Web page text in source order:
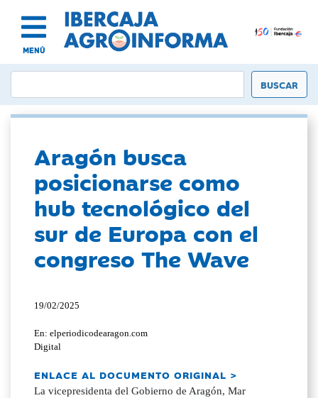
MENÚ
Aragón busca
posicionarse como
hub tecnológico del
sur de Europa con el
congreso The Wave
19/02/2025
En: elperiodicodearagon.com
Digital
ENLACE AL DOCUMENTO ORIGINAL >
La vicepresidenta del Gobierno de Aragón, Mar